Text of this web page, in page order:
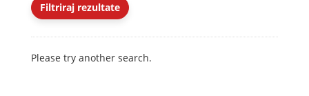
Filtriraj rezultate
Please try another search.